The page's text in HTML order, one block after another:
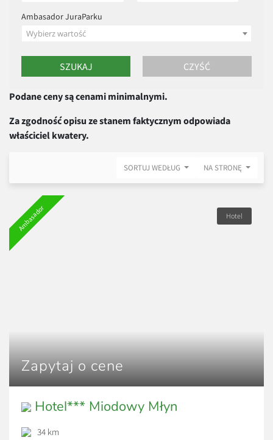
Ambasador JuraParku
Wybierz wartość
Podane ceny są cenami minimalnymi.
Za zgodność opisu ze stanem faktycznym odpowiada
właściciel kwatery.
SORTUJ WEDŁUG NA STRONĘ
Ambasador Hotel
Zapytaj o cene
Hotel*** Miodowy Młyn
34 km